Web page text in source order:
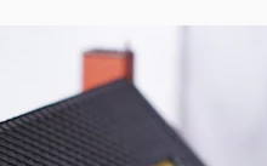
Productos